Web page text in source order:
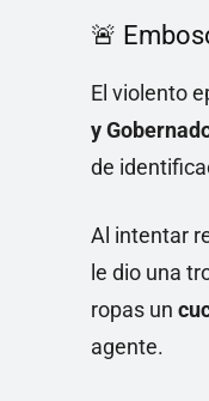
🚨
El violento
y
de
Al intentar
le dio una
ropas un
agente.